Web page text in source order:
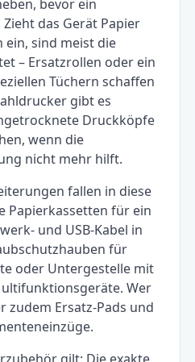
lassen sich mit
bevor ein
das Gerät Papier
ein, sind meist die
– Ersatzrollen oder ein
Tüchern schaffen
gibt es
Druckköpfe
wenn die
nicht mehr hilft.
fallen in diese
Papierkassetten für ein
und USB-Kabel in
für
oder Untergestelle mit
Wer
Ersatz-Pads und